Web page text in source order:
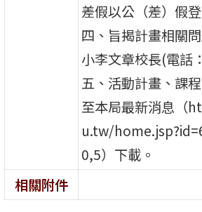
差假以公（差）假
四、旨揭計畫相關
小李文章校長(電話
五、活動計畫、課
至本局最新消息（
u.tw/
0,5）下載。
相關附件